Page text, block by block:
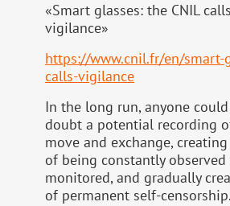
«Smart glasses: the CNIL
vigilance»
https://www.cnil.fr/en/smart-
calls-vigilance
In the long run, anyone
doubt a potential recording
move and exchange,
of being constantly observed
monitored, and gradually
of permanent self-censorship.